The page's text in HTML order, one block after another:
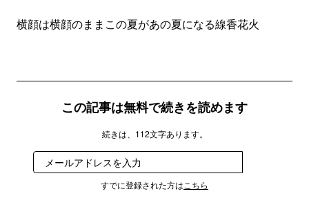
横顔は横顔のままこの夏があの夏になる線香花火
この記事は無料で続きを読めます
続きは、112文字あります。
すでに登録された方は こちら